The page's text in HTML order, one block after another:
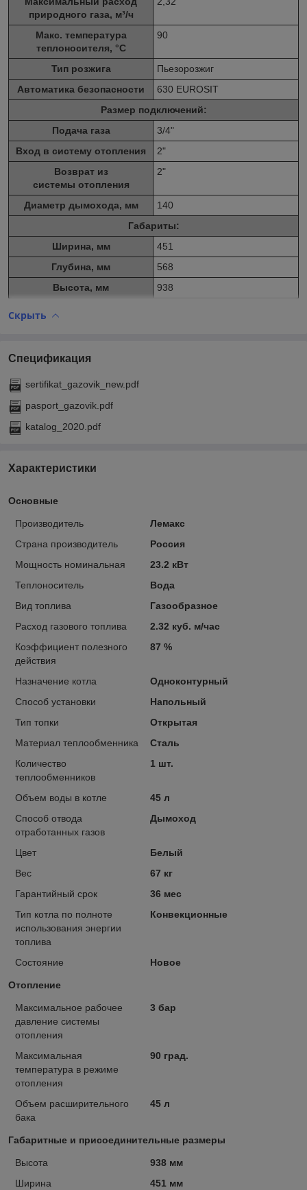
природного газа, м³/ч
Макс. температура
теплоносителя, °C
90
Тип розжига
Пьезорозжиг
Автоматика безопасности
630 EUROSIT
Размер подключений:
Подача газа
3/4"
Вход в систему отопления
2"
Возврат из
системы отопления
2"
Диаметр дымохода, мм
140
Габариты:
Ширина, мм
451
Глубина, мм
568
Высота, мм
938
Скрыть
Спецификация
sertifikat_gazovik_new.pdf
pasport_gazovik.pdf
katalog_2020.pdf
Характеристики
Основные
Производитель
Лемакс
Страна производитель
Россия
Мощность номинальная
23.2 кВт
Теплоноситель
Вода
Вид топлива
Газообразное
Расход газового топлива
2.32 куб. м/час
Коэффициент полезного
действия
87 %
Назначение котла
Одноконтурный
Способ установки
Напольный
Тип топки
Открытая
Материал теплообменника
Сталь
Количество
теплообменников
1 шт.
Объем воды в котле
45 л
Способ отвода
отработанных газов
Дымоход
Цвет
Белый
Вес
67 кг
Гарантийный срок
36 мес
Тип котла по полноте
использования энергии
топлива
Конвекционные
Состояние Новое
Отопление
Максимальное рабочее
давление системы
отопления
3 бар
Максимальная
температура в режиме
отопления
90 град.
Объем расширительного
бака
45 л
Габаритные и присоединительные размеры
Высота
938 мм
Ширина
451 мм